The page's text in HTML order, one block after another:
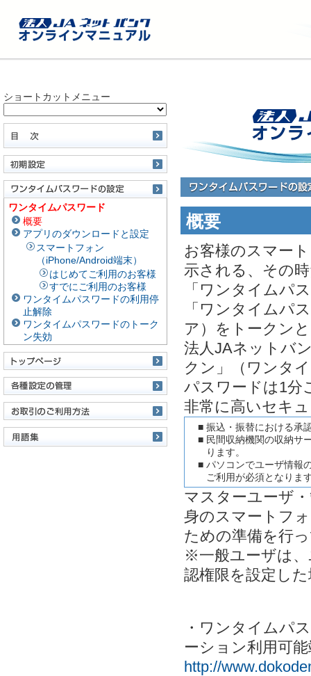
ショートカットメニュー
ワンタイムパスワード
概要
アプリのダウンロードと設定
スマートフォン
（iPhone/Android端末）
はじめてご利用のお客様
すでにご利用のお客様
ワンタイムパスワードの利用停
止解除
ワンタイムパスワードのトーク
ン失効
概要
お客様のスマー
示される、その
「ワンタイムパ
「ワンタイムパ
ア）をトークン
法人JAネットバ
クン」（ワンタ
パスワードは1分
非常に高いセキ
■ 振込・振替における承
■ 民間収納機関の収納サ
ります。
■ パソコンでユーザ情報
ご利用が必須となりま
マスターユーザ
身のスマートフ
ための準備を行
※一般ユーザは
認権限を設定し
・ワンタイムパ
ーション利用可
http://